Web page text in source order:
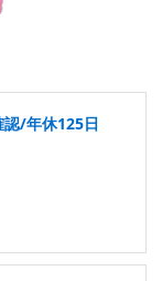
/年休125日